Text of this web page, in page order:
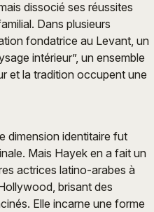
dissocié ses réussites
Dans plusieurs
fondatrice au Levant, un
intérieur”, un ensemble
et la tradition occupent une
dimension identitaire fut
Mais Hayek en a fait un
actrices latino-arabes à
brisant des
Elle incarne une forme